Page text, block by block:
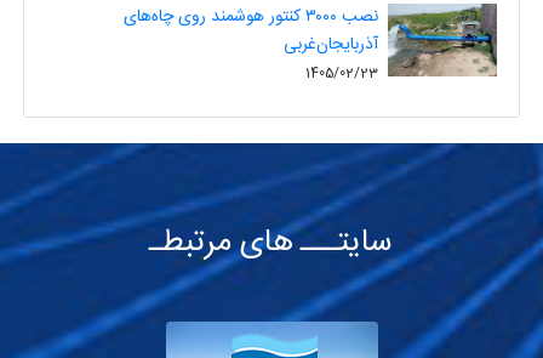
نصب ۳۰۰۰ کنتور هوشمند روی چاه‌های
آذربایجان‌غربی
1405/02/23
سایتـــ های مرتبطـ